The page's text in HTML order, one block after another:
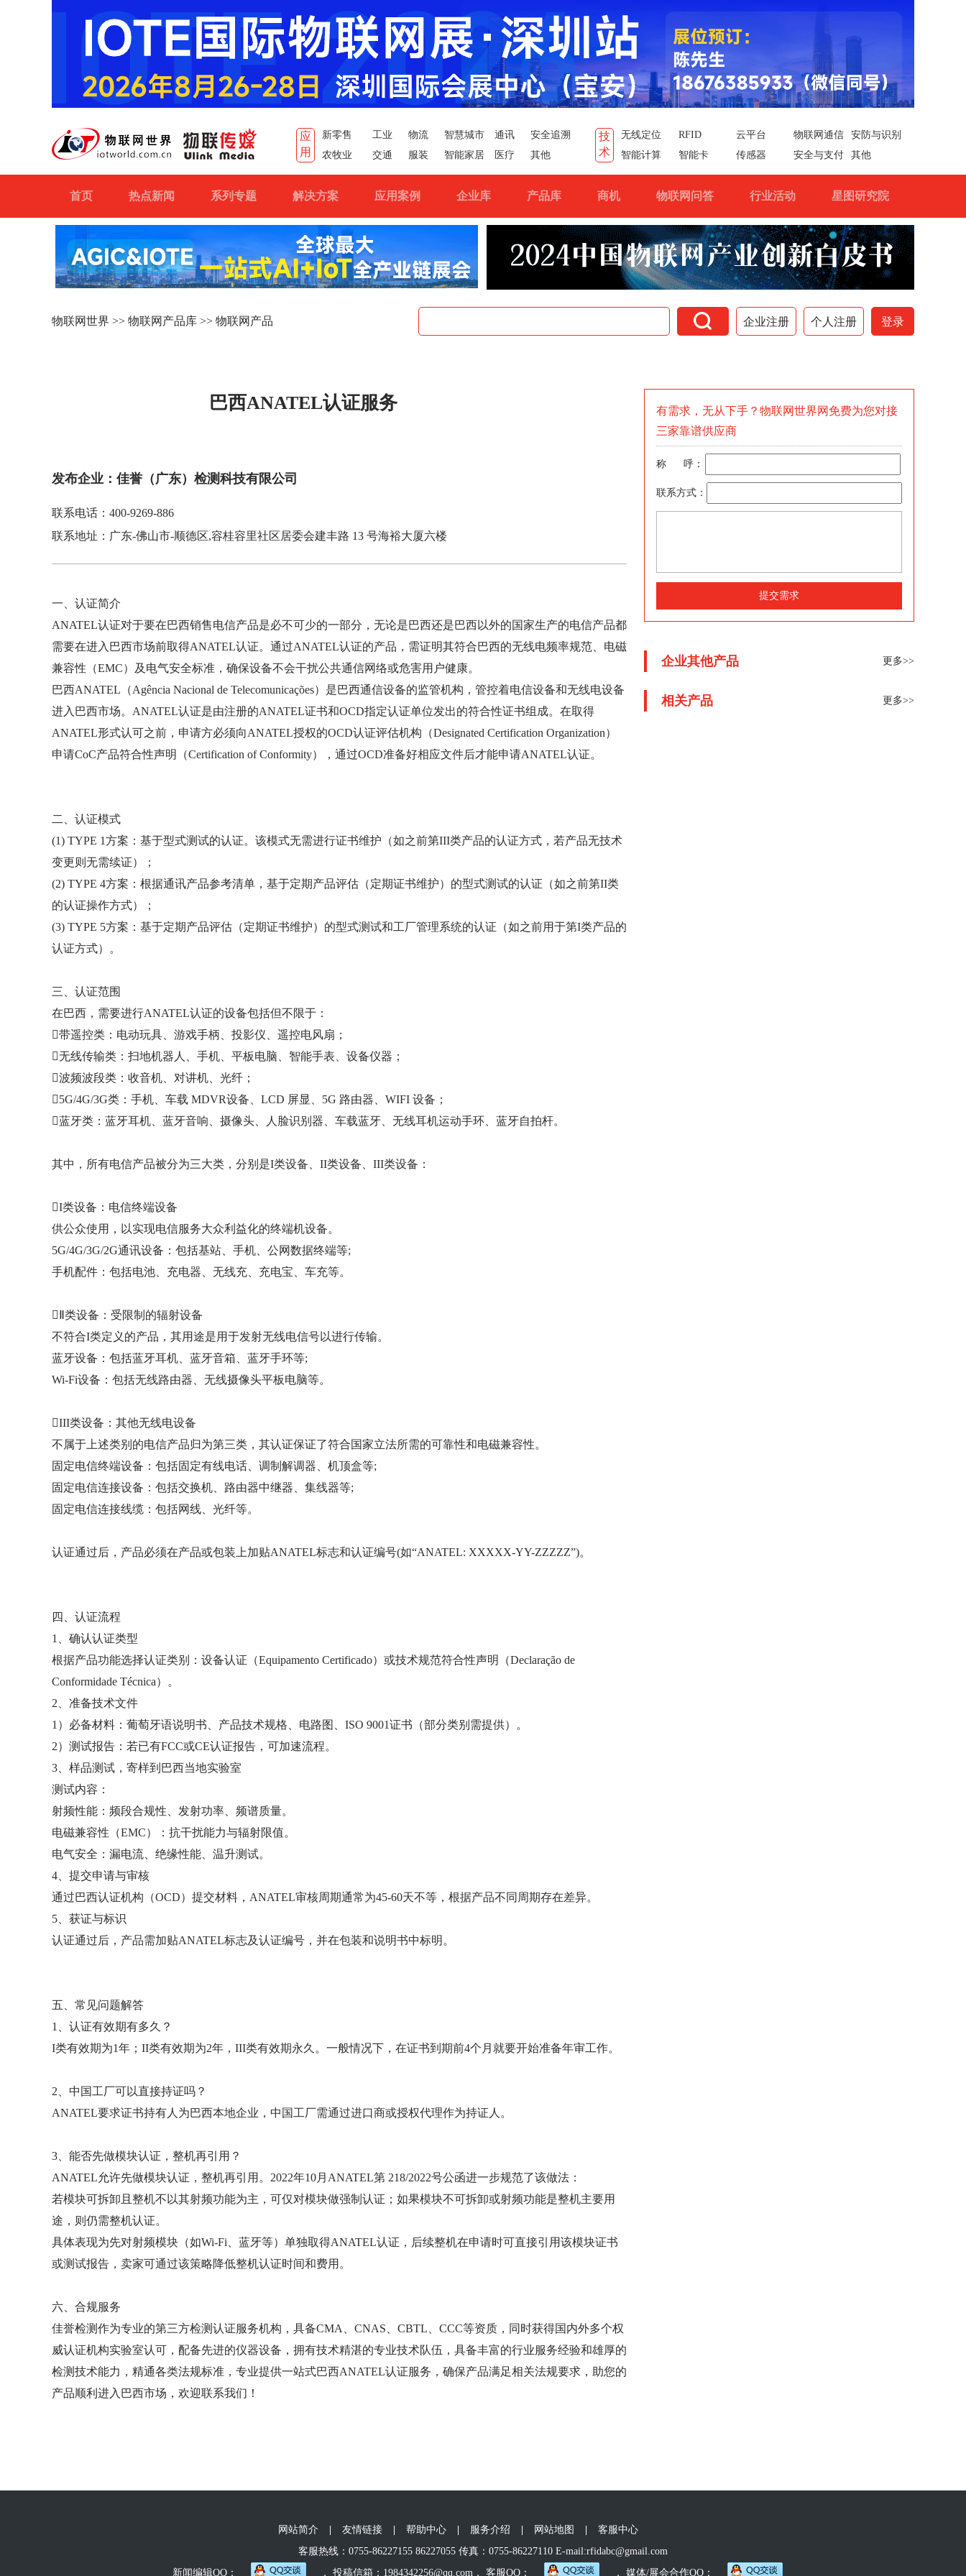
应
用
新零售 工业 物流 智慧城市 通讯
安全追溯
农牧业
交通 服装 智能家居 医疗 其他
技
术
无线定位 RFID 云平台 物联网通信
安防与识别
智能计算
智能卡 传感器 安全与支付 其他
首页 热点新闻 系列专题 解决方案 应用案例 企业库 产品库 商机 物联网问答 行业活动 星图研究院
物联网世界 >> 物联网产品库 >> 物联网产品  企业注册 个人注册 登录
巴西ANATEL认证服务
发布企业：佳誉（广东）检测科技有限公司
联系电话：400-9269-886
联系地址：广东-佛山市-顺德区,容桂容里社区居委会建丰路 13 号海裕大厦六楼
一、认证简介
ANATEL认证对于要在巴西销售电信产品是必不可少的一部分，无论是巴西还是巴西以外的国家生产的电信产品都
需要在进入巴西市场前取得ANATEL认证。通过ANATEL认证的产品，需证明其符合巴西的无线电频率规范、电磁
兼容性（EMC）及电气安全标准，确保设备不会干扰公共通信网络或危害用户健康。
巴西ANATEL（Agência Nacional de Telecomunicações）是巴西通信设备的监管机构，管控着电信设备和无线电设备
进入巴西市场。ANATEL认证是由注册的ANATEL证书和OCD指定认证单位发出的符合性证书组成。在取得
ANATEL形式认可之前，申请方必须向ANATEL授权的OCD认证评估机构（Designated Certification Organization）
申请CoC产品符合性声明（Certification of Conformity），通过OCD准备好相应文件后才能申请ANATEL认证。
二、认证模式
(1) TYPE 1方案：基于型式测试的认证。该模式无需进行证书维护（如之前第III类产品的认证方式，若产品无技术
变更则无需续证）；
(2) TYPE 4方案：根据通讯产品参考清单，基于定期产品评估（定期证书维护）的型式测试的认证（如之前第II类
的认证操作方式）；
(3) TYPE 5方案：基于定期产品评估（定期证书维护）的型式测试和工厂管理系统的认证（如之前用于第I类产品的
认证方式）。
三、认证范围
在巴西，需要进行ANATEL认证的设备包括但不限于：
带遥控类：电动玩具、游戏手柄、投影仪、遥控电风扇；
无线传输类：扫地机器人、手机、平板电脑、智能手表、设备仪器；
波频波段类：收音机、对讲机、光纤；
5G/4G/3G类：手机、车载 MDVR设备、LCD 屏显、5G 路由器、WIFI 设备；
蓝牙类：蓝牙耳机、蓝牙音响、摄像头、人脸识别器、车载蓝牙、无线耳机运动手环、蓝牙自拍杆。
其中，所有电信产品被分为三大类，分别是I类设备、II类设备、III类设备：
I类设备：电信终端设备
供公众使用，以实现电信服务大众利益化的终端机设备。
5G/4G/3G/2G通讯设备：包括基站、手机、公网数据终端等;
手机配件：包括电池、充电器、无线充、充电宝、车充等。
Ⅱ类设备：受限制的辐射设备
不符合I类定义的产品，其用途是用于发射无线电信号以进行传输。
蓝牙设备：包括蓝牙耳机、蓝牙音箱、蓝牙手环等;
Wi-Fi设备：包括无线路由器、无线摄像头平板电脑等。
III类设备：其他无线电设备
不属于上述类别的电信产品归为第三类，其认证保证了符合国家立法所需的可靠性和电磁兼容性。
固定电信终端设备：包括固定有线电话、调制解调器、机顶盒等;
固定电信连接设备：包括交换机、路由器中继器、集线器等;
固定电信连接线缆：包括网线、光纤等。
认证通过后，产品必须在产品或包装上加贴ANATEL标志和认证编号(如“ANATEL: XXXXX-YY-ZZZZZ”)。
四、认证流程
1、确认认证类型
根据产品功能选择认证类别：设备认证（Equipamento Certificado）或技术规范符合性声明（Declaração de
Conformidade Técnica）。
2、准备技术文件
1）必备材料：葡萄牙语说明书、产品技术规格、电路图、ISO 9001证书（部分类别需提供）。
2）测试报告：若已有FCC或CE认证报告，可加速流程。
3、样品测试，寄样到巴西当地实验室
测试内容：
射频性能：频段合规性、发射功率、频谱质量。
电磁兼容性（EMC）：抗干扰能力与辐射限值。
电气安全：漏电流、绝缘性能、温升测试。
4、提交申请与审核
通过巴西认证机构（OCD）提交材料，ANATEL审核周期通常为45-60天不等，根据产品不同周期存在差异。
5、获证与标识
认证通过后，产品需加贴ANATEL标志及认证编号，并在包装和说明书中标明。
五、常见问题解答
1、认证有效期有多久？
I类有效期为1年；II类有效期为2年，III类有效期永久。一般情况下，在证书到期前4个月就要开始准备年审工作。
2、中国工厂可以直接持证吗？
ANATEL要求证书持有人为巴西本地企业，中国工厂需通过进口商或授权代理作为持证人。
3、能否先做模块认证，整机再引用？
ANATEL允许先做模块认证，整机再引用。2022年10月ANATEL第 218/2022号公函进一步规范了该做法：
若模块可拆卸且整机不以其射频功能为主，可仅对模块做强制认证；如果模块不可拆卸或射频功能是整机主要用
途，则仍需整机认证。
具体表现为先对射频模块（如Wi-Fi、蓝牙等）单独取得ANATEL认证，后续整机在申请时可直接引用该模块证书
或测试报告，卖家可通过该策略降低整机认证时间和费用。
六、合规服务
佳誉检测作为专业的第三方检测认证服务机构，具备CMA、CNAS、CBTL、CCC等资质，同时获得国内外多个权
威认证机构实验室认可，配备先进的仪器设备，拥有技术精湛的专业技术队伍，具备丰富的行业服务经验和雄厚的
检测技术能力，精通各类法规标准，专业提供一站式巴西ANATEL认证服务，确保产品满足相关法规要求，助您的
产品顺利进入巴西市场，欢迎联系我们！
有需求，无从下手？物联网世界网免费为您对接
三家靠谱供应商
称 呼：
联系方式：
提交需求
企业其他产品 更多>>
相关产品 更多>>
网站简介 友情链接 帮助中心 服务介绍 网站地图
客服中心
客服热线：0755-86227155 86227055 传真：0755-86227110 E-mail:rfidabc@gmail.com
新闻编辑QQ：
， 投稿信箱：1984342256@qq.com， 客服QQ： ， 媒体/展会合作QQ：